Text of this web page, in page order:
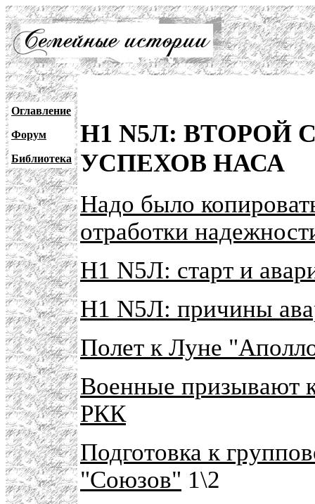
Оглавление
Форум
Библиотека
Н1 N5Л: ВТОРОЙ
УСПЕХОВ НАСА
Надо было
отработки
Н1 N5Л: старт и
Н1 N5Л: причины
Полет к Луне
Военные призывают
РКК
Подготовка к
"Союзов" 1\2